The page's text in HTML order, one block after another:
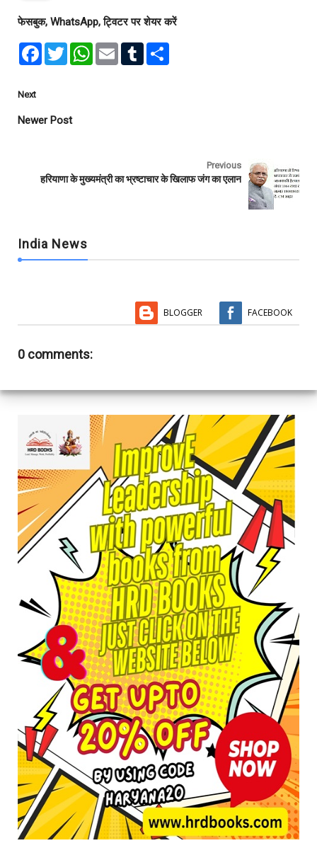
फेसबुक, WhatsApp, ट्विटर पर शेयर करें
F
o
k
T
w
r
W
E
T
Next
Newer Post
Previous
हरियाणा के मुख्यमंत्री का भ्रष्टाचार के खिलाफ जंग का एलान
India News
BLOGGER FACEBOOK
0 comments: